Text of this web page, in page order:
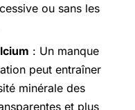
ou sans les
: Un manque
peut entraîner
minérale des
et plus